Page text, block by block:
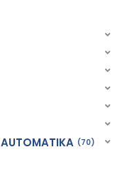
AUTOMATIKA 70